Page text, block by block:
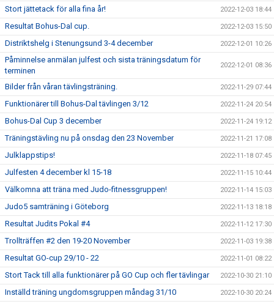
Stort jättetack för alla fina år! 2022-12-03 18:44
Resultat Bohus-Dal cup. 2022-12-03 15:50
Distriktshelg i Stenungsund 3-4 december 2022-12-01 10:26
Påminnelse anmälan julfest och sista träningsdatum för
terminen
2022-12-01 08:36
Bilder från våran tävlingsträning. 2022-11-29 07:44
Funktionärer till Bohus-Dal tävlingen 3/12 2022-11-24 20:54
Bohus-Dal Cup 3 december 2022-11-24 19:12
Träningstävling nu på onsdag den 23 November 2022-11-21 17:08
Julklappstips! 2022-11-18 07:45
Julfesten 4 december kl 15-18 2022-11-15 10:44
Välkomna att träna med Judo-fitnessgruppen! 2022-11-14 15:03
Judo5 samträning i Göteborg 2022-11-13 18:18
Resultat Judits Pokal #4 2022-11-12 17:30
Trollträffen #2 den 19-20 November 2022-11-03 19:38
Resultat GO-cup 29/10 - 22 2022-11-01 08:22
Stort Tack till alla funktionärer på GO Cup och fler tävlingar 2022-10-30 21:10
Inställd träning ungdomsgruppen måndag 31/10 2022-10-30 20:24